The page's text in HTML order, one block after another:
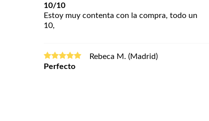
10/10
Estoy muy contenta con la compra, todo un
10,
Rebeca M. (Madrid)
Perfecto